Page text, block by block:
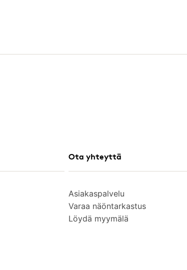
Ota yhteyttä
Asiakaspalvelu
Varaa näöntarkastus
Löydä myymälä